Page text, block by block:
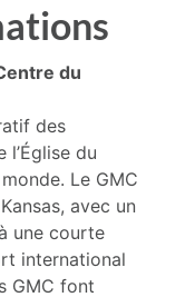
du
des
l’Église du
Le GMC
avec un
une courte
international
GMC font